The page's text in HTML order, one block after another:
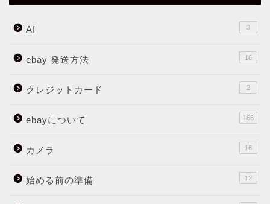
AI 3
ebay 発送方法 16
クレジットカード 2
ebayについて 166
カメラ 16
始める前の準備 12